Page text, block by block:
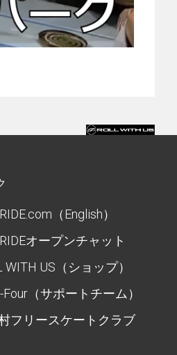
（English）
オープンチャット
WITH US（ショップ）
（サポートチーム）
フリースケートクラブ